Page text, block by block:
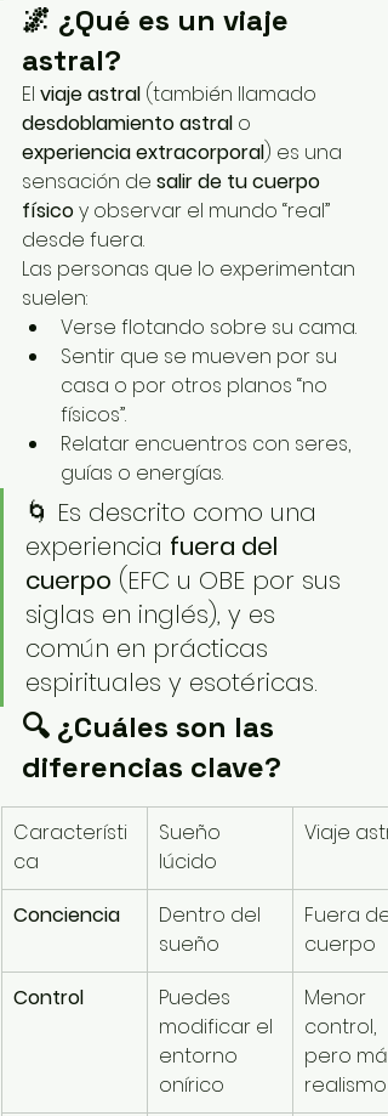
🌌 ¿Qué es un viaje
astral?
El viaje astral (también llamado
desdoblamiento astral o
experiencia extracorporal) es una
sensación de salir de tu cuerpo
físico y observar el mundo “real”
desde fuera.
Las personas que lo experimentan
suelen:
Verse flotando sobre su cama.
Sentir que se mueven por su
casa o por otros planos “no
físicos”.
Relatar encuentros con seres,
guías o energías.
🌀 Es descrito como una
experiencia fuera del
cuerpo (EFC u OBE por sus
siglas en inglés), y es
común en prácticas
espirituales y esotéricas.
🔍 ¿Cuáles son las
diferencias clave?
Característi
ca
Sueño
lúcido
Viaje
Conciencia
Dentro del
sueño
Fuera del
cuerpo
Control
Puedes
modificar el
entorno
onírico
Menor
control,
pero más
realismo